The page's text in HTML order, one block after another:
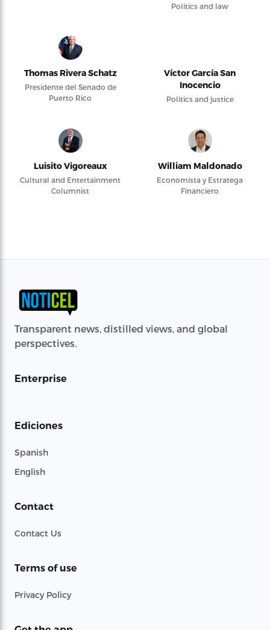
Politics and law
Thomas Rivera Schatz
Presidente del Senado de
Puerto Rico
Víctor García San
Inocencio
Politics and justice
Luisito Vigoreaux
Cultural and Entertainment
Columnist
William Maldonado
Economista y Estratega
Financiero
Transparent news, distilled views, and global
perspectives.
Enterprise
Ediciones
Spanish
English
Contact
Contact Us
Terms of use
Privacy Policy